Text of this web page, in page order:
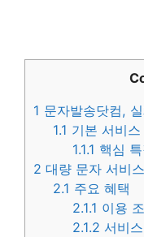
1 문자발송닷컴,
1.1 기본 서비스
1.1.1 핵심 특
2 대량 문자 서비
2.1 주요 혜택
2.1.1 이용
2.1.2 서비